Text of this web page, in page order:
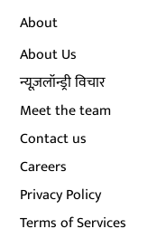
About
About Us
न्यूज़लॉन्ड्री विचार
Meet the team
Contact us
Careers
Privacy Policy
Terms of Services